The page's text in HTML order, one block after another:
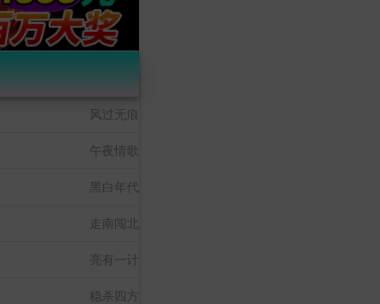
风过无痕
午夜情歌
黑白年代
走南闯北
亮有一计
稳杀四方